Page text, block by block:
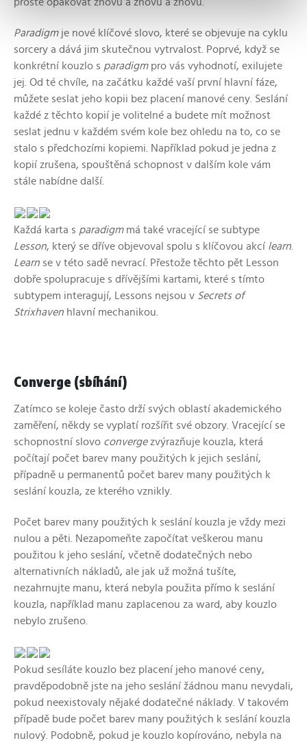
Paradigmje nové klíčové slovo, které se objevuje na cyklu
sorcery a dává jim skutečnou vytrvalost. Poprvé, když se
konkrétní kouzlo s paradigmpro vás vyhodnotí, exilujete
jej. Od té chvíle, na začátku každé vaší první hlavní fáze,
můžete seslat jeho kopii bez placení manové ceny. Seslání
každé z těchto kopií je volitelné a budete mít možnost
seslat jednu v každém svém kole bez ohledu na to, co se
stalo s předchozími kopiemi. Například pokud je jedna z
kopií zrušena, spouštěná schopnost v dalším kole vám
stále nabídne další.
Každá karta s paradigmmá také vracející se subtype
Lesson, který se dříve objevoval spolu s klíčovou akcí learn
Learn se v této sadě nevrací. Přestože těchto pět Lesson
dobře spolupracuje s dřívějšími kartami, které s tímto
subtypem interagují, Lessons nejsou v Secrets of
Strixhaven hlavní mechanikou.
Converge (sbíhání)
Zatímco se koleje často drží svých oblastí akademického
zaměření, někdy se vyplatí rozšířit své obzory. Vracející se
schopnostní slovo convergezvýrazňuje kouzla, která
počítají počet barev many použitých k jejich seslání,
případně u permanentů počet barev many použitých k
seslání kouzla, ze kterého vznikly.
Počet barev many použitých k seslání kouzla je vždy mezi
nulou a pěti. Nezapomeňte započítat veškerou manu
použitou k jeho seslání, včetně dodatečných nebo
alternativních nákladů, ale jak už možná tušíte,
nezahrnujte manu, která nebyla použita přímo k seslání
kouzla, například manu zaplacenou za ward, aby kouzlo
nebylo zrušeno.
Pokud sesíláte kouzlo bez placení jeho manové ceny,
pravděpodobně jste na jeho seslání žádnou manu nevydali,
pokud neexistovaly nějaké dodatečné náklady. V takovém
případě bude počet barev many použitých k seslání kouzla
nulový. Podobně, pokud je kouzlo kopírováno, nebyla na